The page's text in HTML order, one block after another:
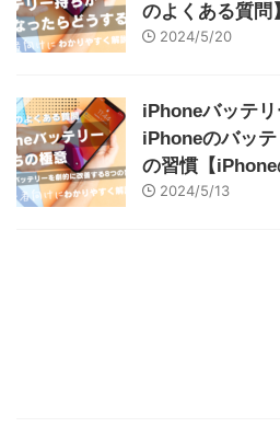
のよくある質問】
2024/5/20
iPhoneバッテリ
iPhoneのバッ
の習慣【iPhone
2024/5/13